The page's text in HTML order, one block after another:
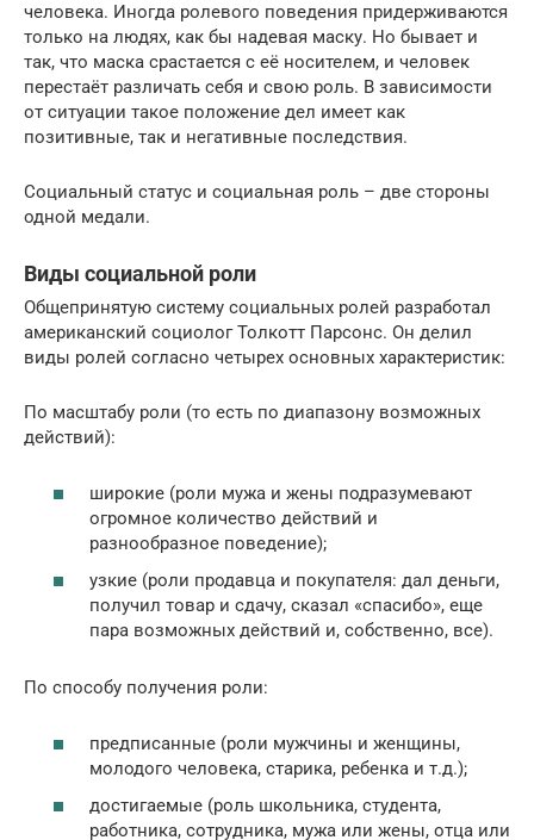
человека. Иногда ролевого поведения придерживаются
только на людях, как бы надевая маску. Но бывает и
так, что маска срастается с её носителем, и человек
перестаёт различать себя и свою роль. В зависимости
от ситуации такое положение дел имеет как
позитивные, так и негативные последствия.
Социальный статус и социальная роль – две стороны
одной медали.
Виды социальной роли
Общепринятую систему социальных ролей разработал
американский социолог Толкотт Парсонс. Он делил
виды ролей согласно четырех основных характеристик:
По масштабу роли (то есть по диапазону возможных
действий):
широкие (роли мужа и жены подразумевают
огромное количество действий и
разнообразное поведение);
узкие (роли продавца и покупателя: дал деньги,
получил товар и сдачу, сказал «спасибо», еще
пара возможных действий и, собственно, все).
По способу получения роли:
предписанные (роли мужчины и женщины,
молодого человека, старика, ребенка и т.д.);
достигаемые (роль школьника, студента,
работника, сотрудника, мужа или жены, отца или